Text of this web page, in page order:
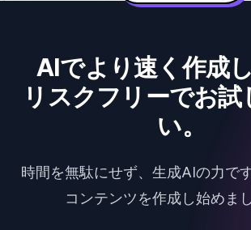
AIでより速く作成し
リスクフリーでお試
い。
時間を無駄にせず、生成AIの力で
コンテンツを作成し始めま